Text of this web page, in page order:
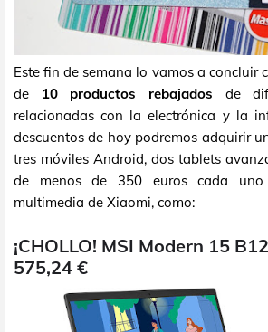
Este fin de semana lo vamos a concluir
de 10 productos rebajados de
relacionadas con la electrónica y la
descuentos de hoy podremos adquirir
tres móviles Android, dos tablets
de menos de 350 euros cada
multimedia de Xiaomi, como:
¡CHOLLO! MSI Modern 15
575,24 €